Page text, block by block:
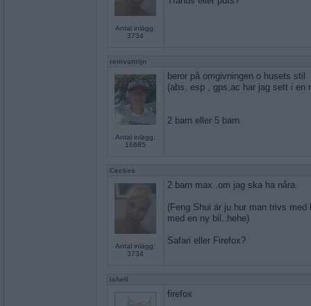
Antal inlägg:
3734
remvanrijn
Antal inlägg:
16685
beror på omgivningen o husets stil
(abs, esp , gps,ac har jag sett i en
2 barn eller 5 barn
Ceckes
Antal inlägg:
3734
2 barn max..om jag ska ha nåra.
(Feng Shui är ju hur man trivs
med en ny bil..hehe)
Safari eller Firefox?
ishell
firefox